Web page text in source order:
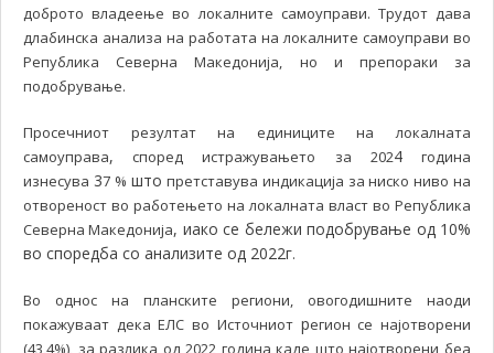
доброто владеење во локалните самоуправи. Трудот дава
длабинска анализа на работата на локалните самоуправи во
Република Северна Македонија, но и препораки за
подобрување.
Просечниот резултат на единиците на локалната
самоуправа, според истражувањето за 2024година
изнесува 37 % што претставува индикација за ниско ниво на
отвореност во работењето на локалната власт во Република
Северна Македонија, иако се бележи подобрување од 10%
во споредба со анализите од 2022г.
Во однос на планските региони, овогодишните наоди
покажуваат дека ЕЛС во Источниот регион се најотворени
(43,4%), за разлика од 2022 година каде што најотворени беа